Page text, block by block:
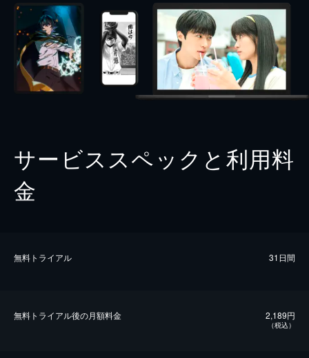
サービススペックと利用料
金
無料トライアル 31日間
無料トライアル後の⽉額料金 2,189円
（税込）